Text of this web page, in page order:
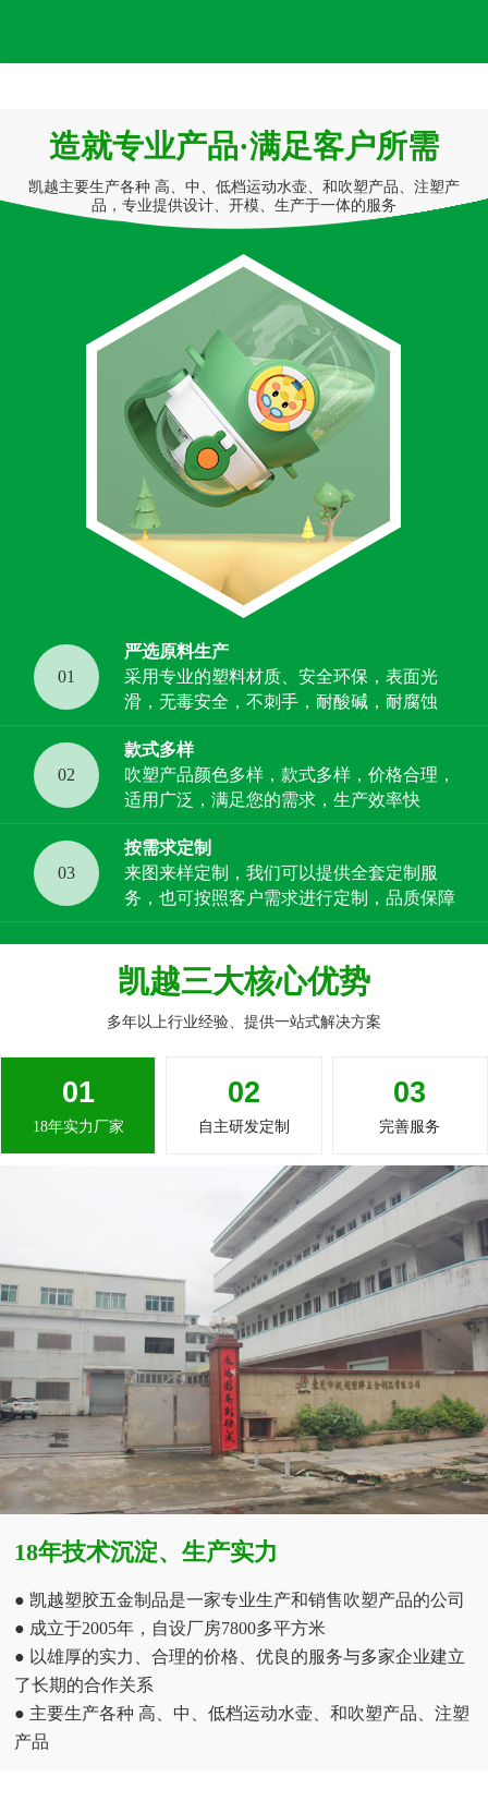
造就专业产品·满足客户所需
凯越主要生产各种 高、中、低档运动水壶、和吹塑产品、注塑产
品，专业提供设计、开模、生产于一体的服务
01
严选原料生产
采用专业的塑料材质、安全环保，表面光
滑，无毒安全，不刺手，耐酸碱，耐腐蚀
02
款式多样
吹塑产品颜色多样，款式多样，价格合理，
适用广泛，满足您的需求，生产效率快
03
按需求定制
来图来样定制，我们可以提供全套定制服
务，也可按照客户需求进行定制，品质保障
凯越三大核心优势
多年以上行业经验、提供一站式解决方案
01
18年实力厂家
02
自主研发定制
03
完善服务
18年技术沉淀、生产实力
● 凯越塑胶五金制品是一家专业生产和销售吹塑产品的公司
● 成立于2005年，自设厂房7800多平方米
● 以雄厚的实力、合理的价格、优良的服务与多家企业建立
了长期的合作关系
● 主要生产各种 高、中、低档运动水壶、和吹塑产品、注塑
产品